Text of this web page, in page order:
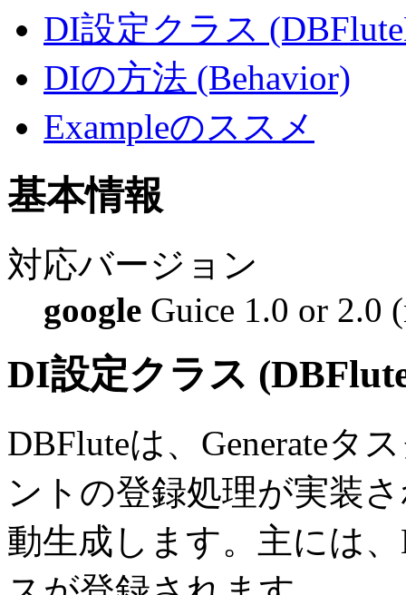
DI設定クラス
DIの方法 (Behavior)
Exampleのススメ
基本情報
対応バージョン
google Guice 1.0 or 2.0
DI設定クラス
DBFluteは、Generateタ
ントの登録処理が実装
動生成します。主には